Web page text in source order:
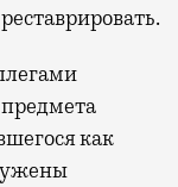
как